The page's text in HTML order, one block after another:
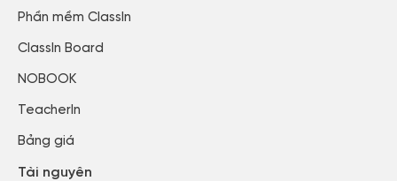
Phần mềm ClassIn
ClassIn Board
NOBOOK
TeacherIn
Bảng giá
Tài nguyên